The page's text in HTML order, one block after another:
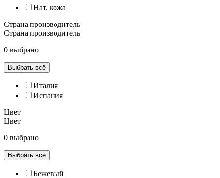
Нат. кожа
Страна производитель
Страна производитель
0 выбрано
Выбрать всё
Италия
Испания
Цвет
Цвет
0 выбрано
Выбрать всё
Бежевый